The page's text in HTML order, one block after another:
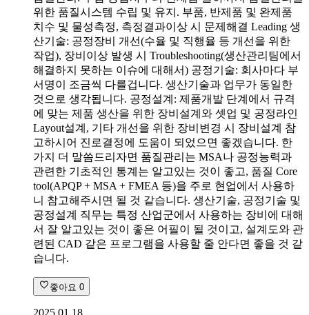
위한 품질시스템 수립 및 유지. 부품, 반제품 및 완제품
치수 및 물성측정, 측정결과이상 시 문제해결 Leading 생
산기술: 공정장비 개선(수율 및 직행율 등 개선을 위한
작업), 장비이상 발생 시 Troubleshooting(생산관리팀에서
해결하지 못하는 이슈에 대해서) 공정기술: 회사마다 부
서명이 조금씩 다를겁니다. 생산기술과 업무가 동일한
것으로 생각됩니다. 공정설계: 제품개발 단계에서 규격
에 맞는 제품 생산을 위한 장비설계와 셋업 및 공정라인
Layout설계, 기타 개선을 위한 장비변경 시 장비설계 참
고하시어 진로결정에 도움이 되었으면 좋겠습니다. 한
가지 더 말씀드리자면 품질관리는 MSA나 공정능력과
관련한 기초적인 통계는 알고있는 것이 좋고, 품질 Core
tool(APQP + MSA + FMEA 등)을 주로 현업에서 사용하
니 참고해주시면 될 것 같습니다. 생산기술, 공정기술 및
공정설계 직무는 특정 산업군에서 사용하는 장비에 대해
서 잘 알고있는 것이 좋은 어필이 될 것이고, 설계도와 관
련된 CAD 같은 프로그램을 사용할 줄 안다면 좋을 것 같
습니다.
좋아요 0
2025.01.18